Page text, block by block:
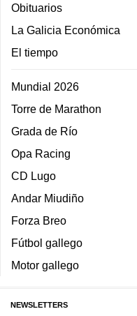
Obituarios
La Galicia Económica
El tiempo
Mundial 2026
Torre de Marathon
Grada de Río
Opa Racing
CD Lugo
Andar Miudiño
Forza Breo
Fútbol gallego
Motor gallego
NEWSLETTERS